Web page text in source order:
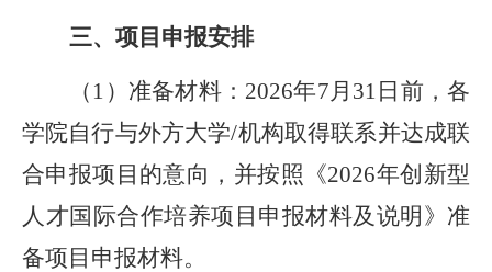
三、项目申报安排
（ 1 ） 准备材料： 2026年7 月 31 日前， 各
学院自行与外方大学/机构取得联系并达成联
合申报项目的意向，并按照 《2026年创新型
人才国际合作培养项目申报材料及说明》准
备项目申报材料。